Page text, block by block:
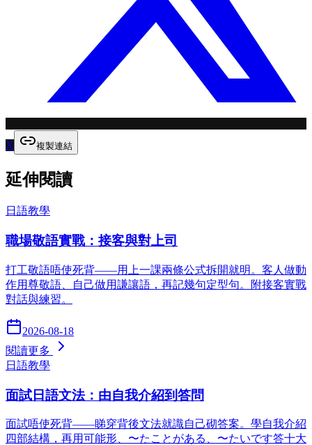
X 複製連結
延伸閱讀
日語教學
職場敬語實戰：接客與對上司
打工敬語唔使死背——用上一課兩條公式拆開就明。客人做動
作用尊敬語、自己做用謙讓語，再記幾句定型句。附接客實戰
對話與練習。
2026-08-18
閱讀更多
日語教學
面試日語文法：由自我介紹到答問
面試唔使死背——睇穿背後文法就識自己砌答案。學自我介紹
四部結構，再用可能形、〜たことがある、〜たいです答十大